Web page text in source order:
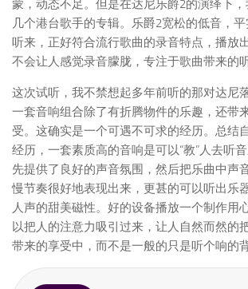
蒙，动态不足。但是在达尼乐爵2的演绎下
几个港台歌手的专辑。乐爵2宽松的低音，
听来，正好符合流行歌曲的录音特点，播放
不会让人感觉录音朦胧，专注于歌曲带来的
这次试听，我不禁想起多年前听的那对达尼
一套音响组合除了有折腾物件的乐趣，还带
受。这确实是一个可遇不可求的经历。总结
经历，一套素质高的音响是可以“教”人去听
先提供了良好的声音氛围，然后把乐曲中声
慢节奏很好地表现出来，更甚的可以听出乐
人声的甜美磁性。好的设备播放一个制作用
以把人的注意力吸引过来，让人自然而然的
带来的享受中，而不是一般的只是听个响的